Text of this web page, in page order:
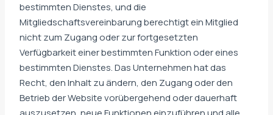
bestimmten Dienstes, und die
Mitgliedschaftsvereinbarung berechtigt ein Mitglied
nicht zum Zugang oder zur fortgesetzten
Verfügbarkeit einer bestimmten Funktion oder eines
bestimmten Dienstes. Das Unternehmen hat das
Recht, den Inhalt zu ändern, den Zugang oder den
Betrieb der Website vorübergehend oder dauerhaft